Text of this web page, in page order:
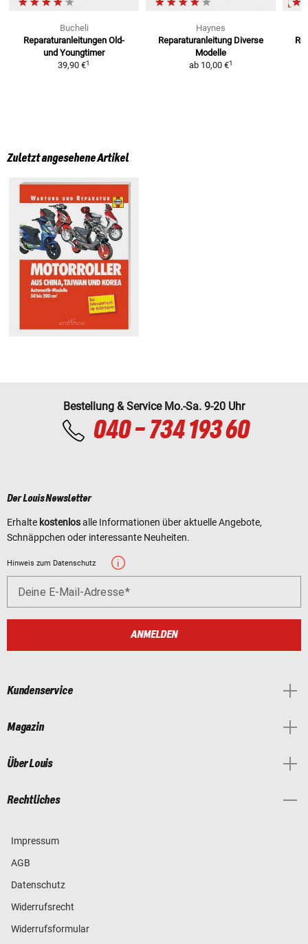
Bucheli
Reparaturanleitungen Old-
und Youngtimer
39,90 €1
Haynes
Reparaturanleitung Diverse
Modelle
ab 10,00 €1
Zuletzt angesehene Artikel
Bestellung & Service Mo.-Sa. 9-20 Uhr
040 - 734 193 60
Der Louis Newsletter
Erhalte kostenlosalle Informationen über aktuelle Angebote,
Schnäppchen oder interessante Neuheiten.
Hinweis zum Datenschutz
Deine E-Mail-Adresse
ANMELDEN
Kundenservice
Magazin
Über Louis
Rechtliches
Impressum
AGB
Datenschutz
Widerrufsrecht
Widerrufsformular